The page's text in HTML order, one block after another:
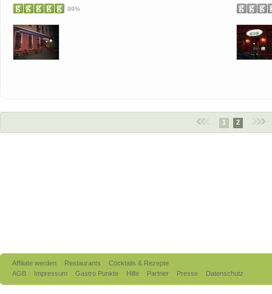
99%
1 2
Affiliate werden Restaurants
Cocktails & Rezepte
AGB
Impressum Gastro Punkte Hilfe Partner Presse Datenschutz